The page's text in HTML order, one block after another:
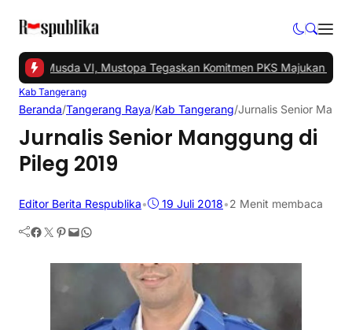
Gelar Musda VI, Mustopa Tegaskan Komitmen PKS Majukan
Kab Tangerang
Beranda/Tangerang Raya/Kab Tangerang/Jurnalis Senior
Jurnalis Senior Manggung di
Pileg 2019
Editor Berita Respublika• 19 Juli 2018•2 Menit membaca
Facebook Twitter Pinterest Mail WhatsApp